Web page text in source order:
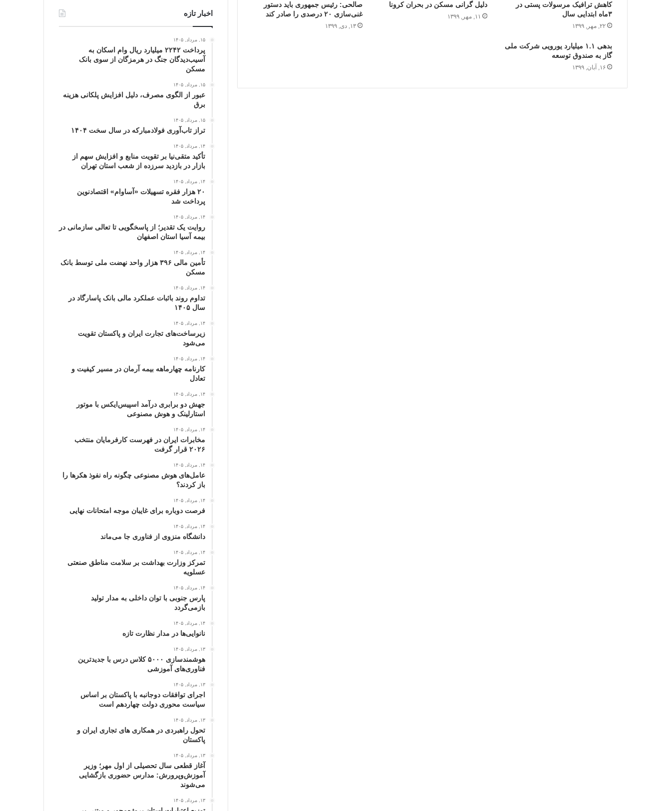
کاهش ترافیک مرسولات پستی در
۳ماه ابتدایی سال
۲۲, مهر, ۱۳۹۹
دلیل گرانی مسکن در بحران کرونا
۱۱, مهر, ۱۳۹۹
صالحی: رئیس جمهوری باید دستور
غنی‌سازی ۲۰ درصدی را صادر کند
۱۳, دی, ۱۳۹۹
بدهی ۱.۱ میلیارد یورویی شرکت ملی
گاز به صندوق توسعه
۱۶, آبان, ۱۳۹۹
اخبار تازه
۱۵, مرداد, ۱۴۰۵
پرداخت ۲۲۴۲ میلیارد ریال وام اسکان به
آسیب‌دیدگان جنگ در هرمزگان از سوی بانک
مسکن
۱۵, مرداد, ۱۴۰۵
عبور از الگوی مصرف، دلیل افزایش پلکانی هزینه
برق
۱۵, مرداد, ۱۴۰۵
تراز تاب‌آوری فولادمبارکه در سال سخت ۱۴۰۴
۱۴, مرداد, ۱۴۰۵
تأکید متقی‌نیا بر تقویت منابع و افزایش سهم از
بازار در بازدید سرزده از شعب استان تهران
۱۴, مرداد, ۱۴۰۵
۲۰ هزار فقره تسهیلات «آساوام» اقتصادنوین
پرداخت شد
۱۴, مرداد, ۱۴۰۵
روایت یک تقدیر؛ از پاسخگویی تا تعالی سازمانی در
بیمه آسیا استان اصفهان
۱۴, مرداد, ۱۴۰۵
تأمین مالی ۳۹۶ هزار واحد نهضت ملی توسط بانک
مسکن
۱۴, مرداد, ۱۴۰۵
تداوم روند باثبات عملکرد مالی بانک پاسارگاد در
سال ۱۴۰۵
۱۴, مرداد, ۱۴۰۵
زیرساخت‌های تجارت ایران و پاکستان تقویت
می‌شود
۱۴, مرداد, ۱۴۰۵
کارنامه چهارماهه بیمه آرمان در مسیر کیفیت و
تعادل
۱۴, مرداد, ۱۴۰۵
جهش دو برابری درآمد اسپیس‌ایکس با موتور
استارلینک و هوش مصنوعی
۱۴, مرداد, ۱۴۰۵
مخابرات ایران در فهرست کارفرمایان منتخب
۲۰۲۶ قرار گرفت
۱۴, مرداد, ۱۴۰۵
عامل‌های هوش مصنوعی چگونه راه نفوذ هکرها را
باز کردند؟
۱۴, مرداد, ۱۴۰۵
فرصت دوباره برای غایبان موجه امتحانات نهایی
۱۴, مرداد, ۱۴۰۵
دانشگاه منزوی از فناوری جا می‌ماند
۱۴, مرداد, ۱۴۰۵
تمرکز وزارت بهداشت بر سلامت مناطق صنعتی
عسلویه
۱۴, مرداد, ۱۴۰۵
پارس جنوبی با توان داخلی به مدار تولید
بازمی‌گردد
۱۴, مرداد, ۱۴۰۵
نانوایی‌ها در مدار نظارت تازه
۱۳, مرداد, ۱۴۰۵
هوشمندسازی ۵۰۰۰ کلاس درس با جدیدترین
فناوری‌های آموزشی
۱۳, مرداد, ۱۴۰۵
اجرای توافقات دوجانبه با پاکستان بر اساس
سیاست محوری دولت چهاردهم است
۱۳, مرداد, ۱۴۰۵
تحول راهبردی در همکاری های تجاری ایران و
پاکستان
۱۳, مرداد, ۱۴۰۵
آغاز قطعی سال تحصیلی از اول مهر؛ وزیر
آموزش‌وپرورش: مدارس حضوری بازگشایی
می‌شوند
۱۳, مرداد, ۱۴۰۵